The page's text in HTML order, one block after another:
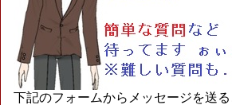
下記のフォームからメッセージを送る